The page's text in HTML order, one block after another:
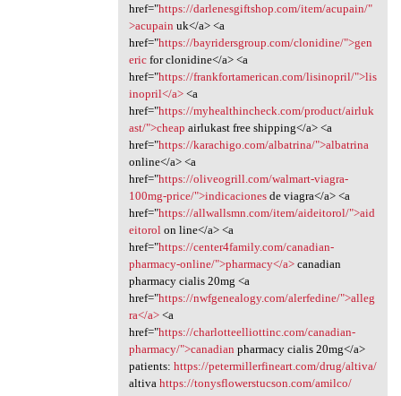
href="https://darlenesgiftshop.com/item/acupain/"
>acupain uk</a> <a
href="https://bayridersgroup.com/clonidine/">gen
ericfor clonidine</a> <a
href="https://frankfortamerican.com/lisinopril/">lis
inopril</a><a
href="https://myhealthincheck.com/product/airluk
ast/">cheap airlukast free shipping</a> <a
href="https://karachigo.com/albatrina/">albatrina
online</a> <a
href="https://oliveogrill.com/walmart-viagra-
100mg-price/">indicacionesde viagra</a> <a
href="https://allwallsmn.com/item/aideitorol/">aid
eitorolon line</a> <a
href="https://center4family.com/canadian-
pharmacy-online/">pharmacy</a>canadian
pharmacy cialis 20mg <a
href="https://nwfgenealogy.com/alerfedine/">alleg
ra</a><a
href="https://charlotteelliottinc.com/canadian-
pharmacy/">canadian pharmacy cialis 20mg</a>
patients: https://petermillerfineart.com/drug/altiva/
altiva https://tonysflowerstucson.com/amilco/